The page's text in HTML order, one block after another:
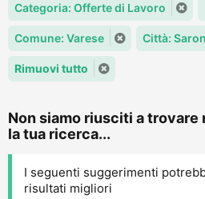
Categoria: Offerte di Lavoro
Comune: Varese Città:
Rimuovi tutto
Non siamo riusciti a
la tua ricerca...
I seguenti suggerimenti
risultati migliori